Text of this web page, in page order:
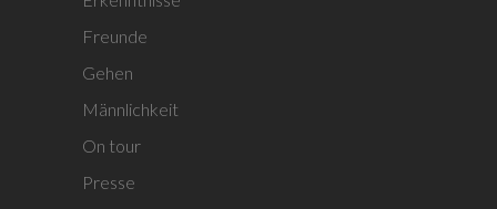
Freunde
Gehen
Männlichkeit
On tour
Presse